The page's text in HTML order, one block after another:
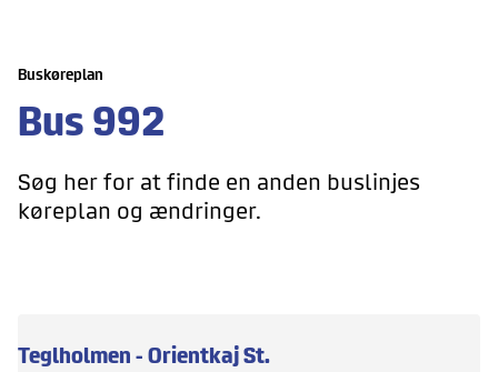
Buskøreplan
Bus 992
Søg her for at finde en anden buslinjes
køreplan og ændringer.
Teglholmen - Orientkaj St.